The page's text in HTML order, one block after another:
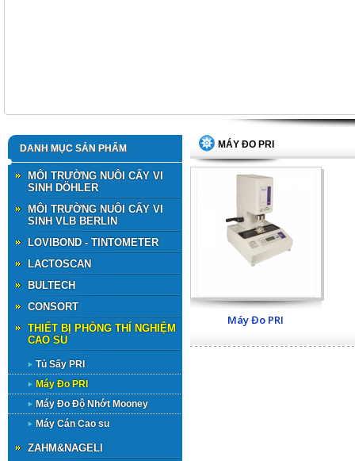
DANH MỤC SẢN PHẨM
MÔI TRƯỜNG NUÔI CẤY VI
SINH DÖHLER
MÔI TRƯỜNG NUÔI CẤY VI
SINH VLB BERLIN
LOVIBOND - TINTOMETER
LACTOSCAN
BULTECH
CONSORT
THIẾT BỊ PHÒNG THÍ NGHIỆM
CAO SU
Tủ Sấy PRI
Máy Đo PRI
Máy Đo Độ Nhớt Mooney
Máy Cán Cao su
ZAHM&NAGELl
MÁY ĐO PRI
Máy Đo PRI